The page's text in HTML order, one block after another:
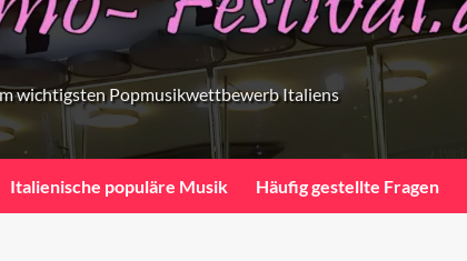
wichtigsten Popmusikwettbewerb Italiens
Italienische populäre Musik Häufig gestellte Fragen